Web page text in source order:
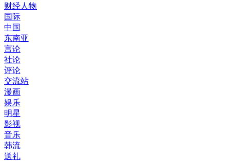
财经人物
国际
中国
东南亚
言论
社论
评论
交流站
漫画
娱乐
明星
影视
音乐
韩流
送礼